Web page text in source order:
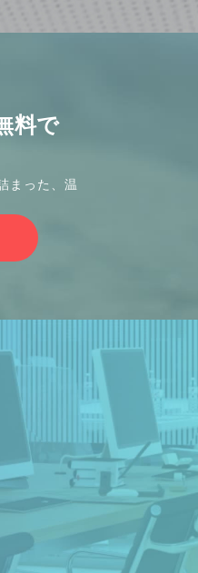
料で
まった、温